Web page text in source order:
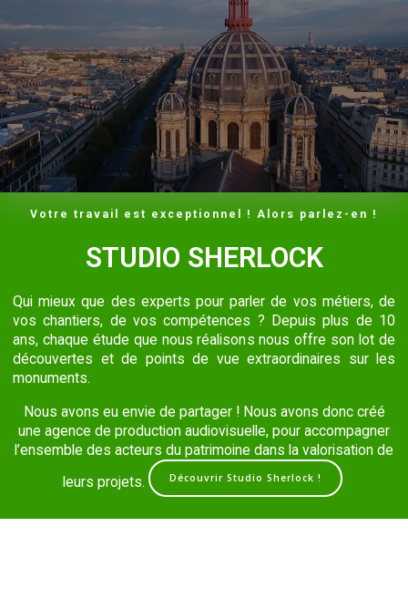
Votre travail est exceptionnel ! Alors parlez-en !
STUDIO SHERLOCK
Qui mieux que des experts pour parler de vos métiers, de
vos chantiers, de vos compétences ? Depuis plus de 10
ans, chaque étude que nous réalisons nous offre son lot de
découvertes et de points de vue extraordinaires sur les
monuments.
Nous avons eu envie de partager ! Nous avons donc créé
une agence de production audiovisuelle, pour accompagner
l’ensemble des acteurs du patrimoine dans la valorisation de
leurs projets.
Découvrir Studio Sherlock !